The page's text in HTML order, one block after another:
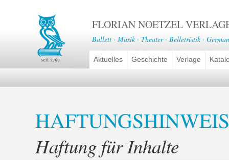
FLORIAN NOETZEL
Ballett · Musik · Theater · Belletristik ·
Aktuelles Geschichte Verlage
Haftung für Inhalte